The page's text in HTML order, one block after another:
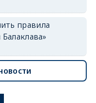
правила